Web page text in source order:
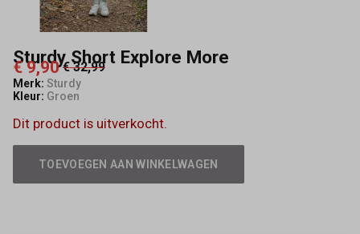
Sturdy Short Explore More
€ 9,90 € 32,99
Merk: Sturdy
Kleur: Groen
Dit product is uitverkocht.
TOEVOEGEN AAN WINKELWAGEN